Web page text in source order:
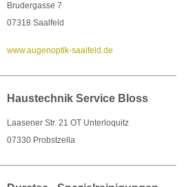
Brudergasse 7
07318 Saalfeld
www.augenoptik-saalfeld.de
Haustechnik Service Bloss
Laasener Str. 21 OT Unterloquitz
07330 Probstzella